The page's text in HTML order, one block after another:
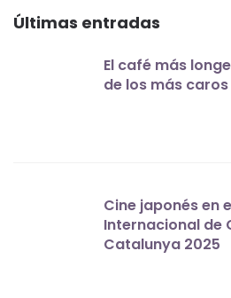
Últimas entradas
El café más
de los más
Cine japonés en
Internacional de
Catalunya 2025